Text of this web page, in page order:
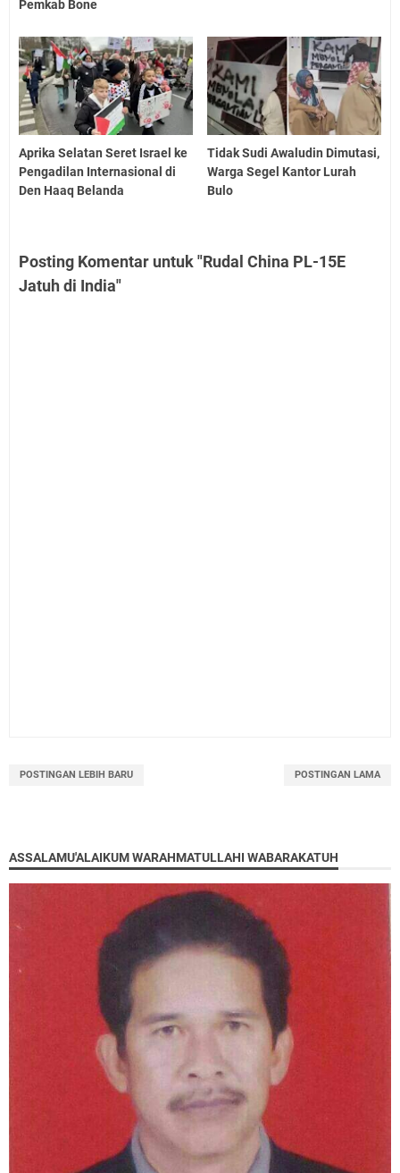
Pemkab Bone
Aprika Selatan Seret Israel ke
Pengadilan Internasional di
Den Haaq Belanda
Tidak Sudi Awaludin Dimutasi,
Warga Segel Kantor Lurah
Bulo
Posting Komentar untuk "Rudal China PL-15E
Jatuh di India"
POSTINGAN LEBIH BARU POSTINGAN LAMA
ASSALAMU'ALAIKUM WARAHMATULLAHI WABARAKATUH